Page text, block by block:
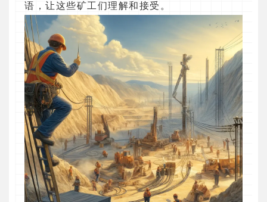
语，让这些矿工们理解和接受。